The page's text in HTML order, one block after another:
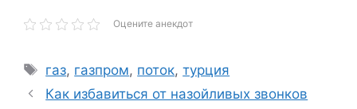
Оцените анекдот
Метки
газ, газпром, поток,турция
Как избавиться от назойливых звонков